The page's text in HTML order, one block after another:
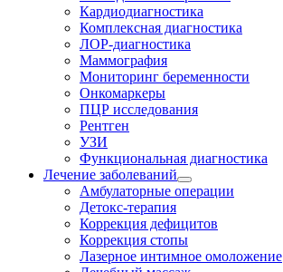
Кардиодиагностика
Комплексная диагностика
ЛОР-диагностика
Маммография
Мониторинг беременности
Онкомаркеры
ПЦР исследования
Рентген
УЗИ
Функциональная диагностика
Лечение заболеваний
Амбулаторные операции
Детокс-терапия
Коррекция дефицитов
Коррекция стопы
Лазерное интимное омоложение